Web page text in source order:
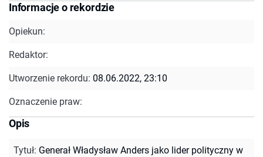
Informacje o rekordzie
Opiekun:
Redaktor:
Utworzenie rekordu: 08.06.2022, 23:10
Oznaczenie praw:
Opis
Tytuł: Generał Władysław Anders jako lider polityczny w